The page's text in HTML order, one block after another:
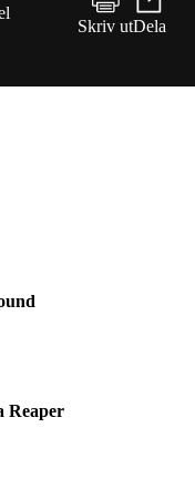
Skriv utDela
Reaper